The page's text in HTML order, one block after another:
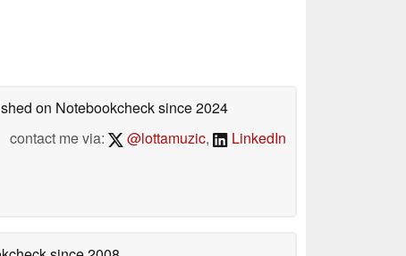
on Notebookchecksince 2024
contact me via:
@lottamuzic, LinkedIn